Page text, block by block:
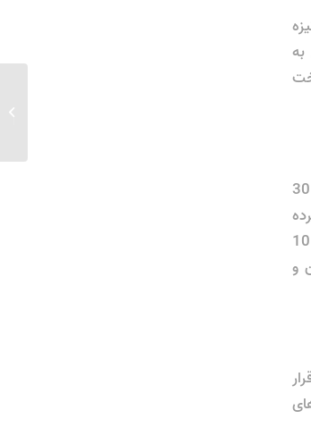
توری گالوانیزه سرندی معمولا از مفتول های گالوانیزه با ضخامت 20 تولید شده و بیشتر در رول های 30
تری نسبت به انواع دیگر توری ها می‌باشد. انواعی با چشمه های 15 میلی متری و چشمه های 8 تا 10
شن و